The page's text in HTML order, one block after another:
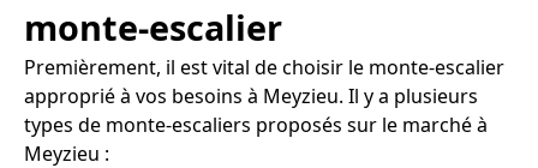
monte-escalier
Premièrement, il est vital de choisir le monte-escalier
approprié à vos besoins à Meyzieu. Il y a plusieurs
types de monte-escaliers proposés sur le marché à
Meyzieu :